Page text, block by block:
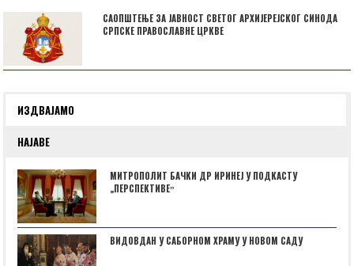
САОПШТЕЊЕ ЗА ЈАВНОСТ СВЕТОГ АРХИЈЕРЕЈСКОГ СИНОДА
СРПСКЕ ПРАВОСЛАВНЕ ЦРКВЕ
ИЗДВАЈАМО
НАЈАВЕ
МИТРОПОЛИТ БАЧКИ ДР ИРИНЕЈ У ПОДКАСТУ
„ПЕРСПЕКТИВЕˮ
ВИДОВДАН У САБОРНОМ ХРАМУ У НОВОМ САДУ